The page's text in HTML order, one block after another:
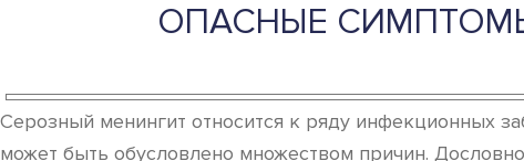
ОПАСНЫЕ
Серозный менингит относится к ряду инфекционных
может быть обусловлено множеством причин.